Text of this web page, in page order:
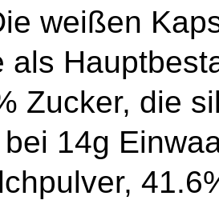
weißen
als
Zucker, die
14g